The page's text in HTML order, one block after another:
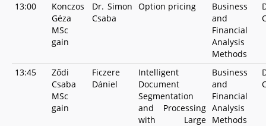
13:00
Konczos
Géza
MSc
gain
Dr. Simon
Csaba
Option pricing
Business
and
Financial
Analysis
Methods
13:45
Ződi
Csaba
MSc
gain
Ficzere
Dániel
Intelligent
Document
Segmentation
and Processing
with Large
Business
and
Financial
Analysis
Methods